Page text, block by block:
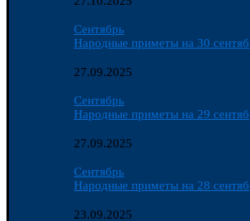
Сентябрь
Народные приметы на 30
27.09.2025
Сентябрь
Народные приметы на 29
27.09.2025
Сентябрь
Народные приметы на 28
23.09.2025